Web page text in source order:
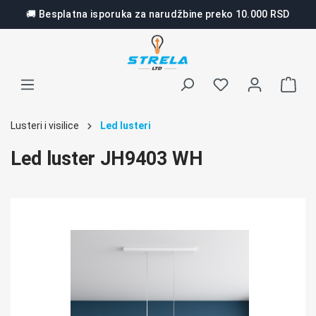
sadržaj
🚚 Besplatna isporuka za narudžbine preko 10.000 RSD
Lusteri i visilice Led lusteri
Led luster JH9403 WH